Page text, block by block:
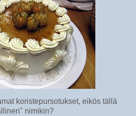
koristepursotukset, eikös tällä
nimikin?